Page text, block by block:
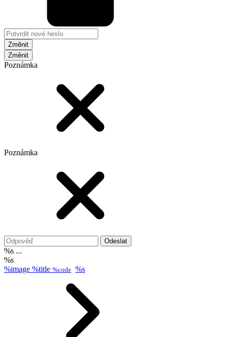
Změnit
Poznámka
Poznámka
Odeslat
%s ...
%s
%image %title %code %s